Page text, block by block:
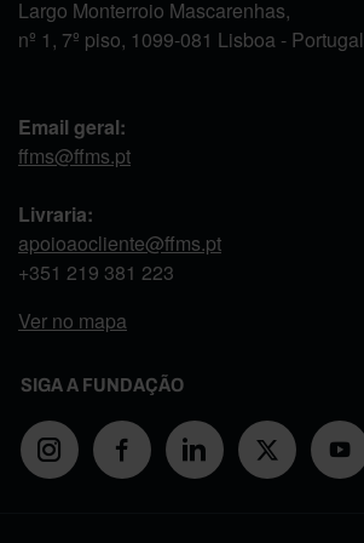
Largo Monterroio Mascarenhas,
nº 1, 7º piso, 1099-081 Lisboa - Portugal
Email geral:
ffms@ffms.pt
Livraria:
apoioaocliente@ffms.pt
+351 219 381 223
Ver no mapa
SIGA A FUNDAÇÃO